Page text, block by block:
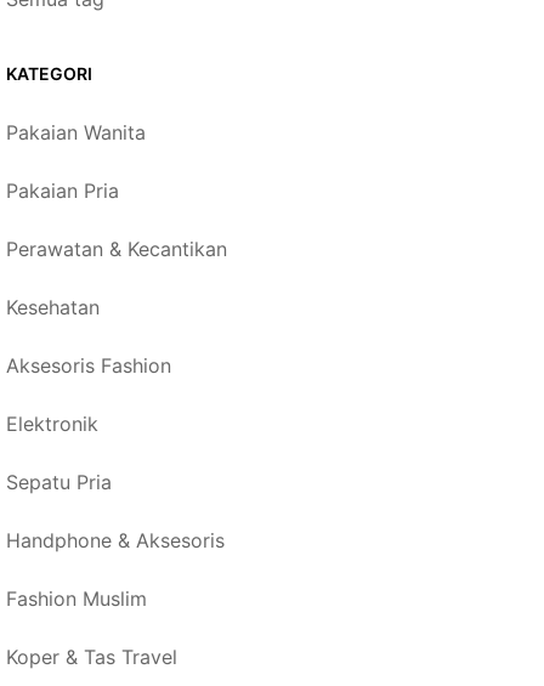
KATEGORI
Pakaian Wanita
Pakaian Pria
Perawatan & Kecantikan
Kesehatan
Aksesoris Fashion
Elektronik
Sepatu Pria
Handphone & Aksesoris
Fashion Muslim
Koper & Tas Travel